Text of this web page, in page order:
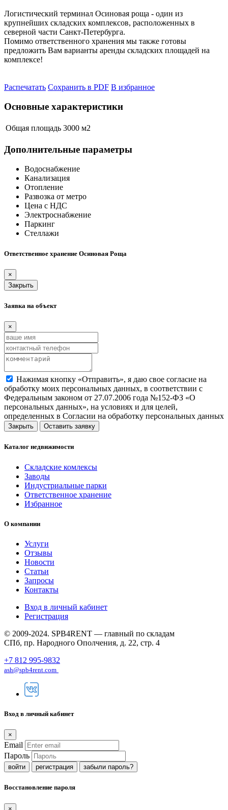
Логистический терминал Осиновая роща - один из
крупнейших складских комплексов, расположенных в
северной части Санкт-Петербурга.
Помимо ответственного хранения мы также готовы
предложить Вам варианты аренды складских площадей на
комплексе!
Распечатать Сохранить в PDF В избранное
Основные характеристики
Общая площадь 3000 м2
Дополнительные параметры
Водоснабжение
Канализация
Отопление
Развозка от метро
Цена с НДС
Электроснабжение
Паркинг
Стеллажи
Ответственное хранение Осиновая Роща
×
Закрыть
Заявка на объект
×
Нажимая кнопку «Отправить», я даю свое согласие на
обработку моих персональных данных, в соответствии с
Федеральным законом от 27.07.2006 года №152-ФЗ «О
персональных данных», на условиях и для целей,
определенных в Согласии на обработку персональных данных
Закрыть Оставить заявку
Каталог недвижимости
Складские комлексы
Заводы
Индустриальные парки
Ответственное хранение
Избранное
О компании
Услуги
Отзывы
Новости
Статьи
Запросы
Контакты
Вход в личный кабинет
Регистрация
© 2009-2024. SPB4RENT — главный по складам
СПб, пр. Народного Ополчения, д. 22, стр. 4
+7 812 995-9832
ash@spb4rent.com
Вход в личный кабинет
×
Email
Пароль
регистрация забыли пароль?
Восстановление пароля